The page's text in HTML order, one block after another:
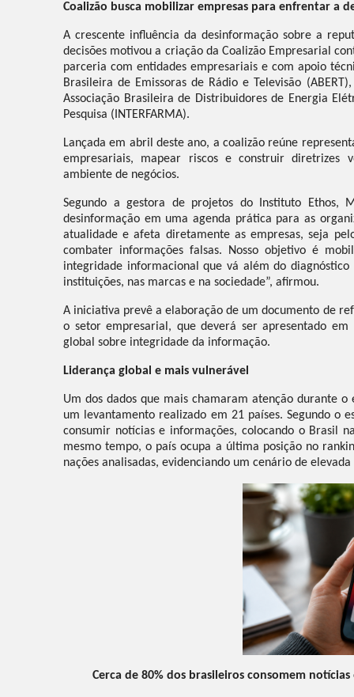
Coalizão busca mobilizar empresas para enfrentar a
A crescente influência da desinformação sobre a
decisões motivou a criação da Coalizão Empresarial
parceria com entidades empresariais e com apoio
Brasileira de Emissoras de Rádio e Televisão
Associação Brasileira de Distribuidores de Energia
Pesquisa (INTERFARMA).
Lançada em abril deste ano, a coalizão reúne
empresariais, mapear riscos e construir diretrizes
ambiente de negócios.
Segundo a gestora de projetos do Instituto Ethos,
desinformação em uma agenda prática para as
atualidade e afeta diretamente as empresas, seja
combater informações falsas. Nosso objetivo é
integridade informacional que vá além do
instituições, nas marcas e na sociedade”, afirmou.
A iniciativa prevê a elaboração de um documento de
o setor empresarial, que deverá ser apresentado
global sobre integridade da informação.
Liderança global e mais vulnerável
Um dos dados que mais chamaram atenção durante
um levantamento realizado em 21 países. Segundo o
consumir notícias e informações, colocando o Brasil
mesmo tempo, o país ocupa a última posição no
nações analisadas, evidenciando um cenário de
Cerca de 80% dos brasileiros consomem